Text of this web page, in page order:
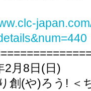
2月8日(日)
創(や)ろう! ＜